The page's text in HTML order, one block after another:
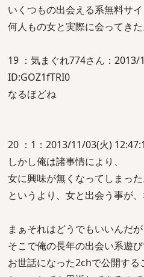
いくつもの出会える系無料サイ
何人もの女と実際に会ってきた
19 ：気まぐれ774さん：
ID:GOZ1fTRI0
なるほどね
20 ：1：2013/11/03(火)
しかし俺は諸事情により、
女に興味が無くなってしまった
というより、女と出会う事が、
まぁそれはどうでもいいんだが
そこで俺の長年の出会い系遊
お世話になった2chで公開する